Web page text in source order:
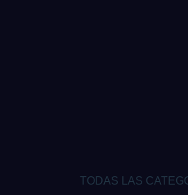
TODAS LAS